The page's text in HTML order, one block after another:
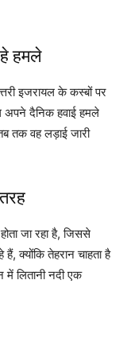
हमले
इजरायल के कस्बों पर
दैनिक हवाई हमले
तक वह लड़ाई जारी
जा रहा है, जिससे
क्योंकि तेहरान चाहता है
में लितानी नदी एक